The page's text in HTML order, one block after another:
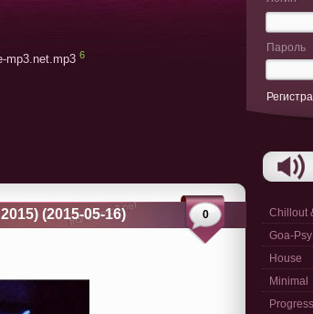
mp3.net.mp3 6
(2015-05-16) 0
Пароль
Chillout
Goa-Psy
House
Minimal